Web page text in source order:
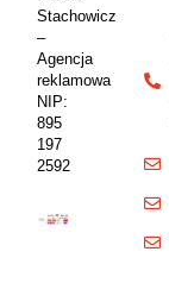
Stachowicz
–
Agencja
reklamowa
NIP:
895
197
2592